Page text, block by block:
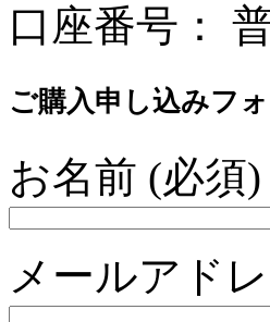
口座番号：
ご購入申し込みフ
お名前 (必須)
メールアド